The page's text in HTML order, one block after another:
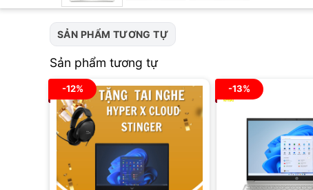
SẢN PHẨM TƯƠNG TỰ
Sản phẩm tương tự
-12% -13%